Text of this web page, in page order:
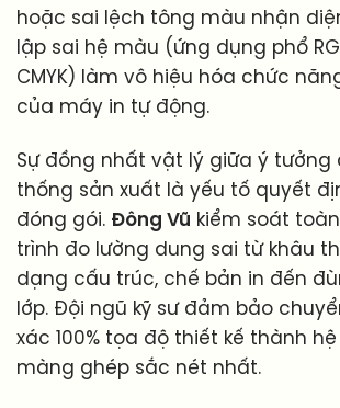
hoặc sai lệch tông màu nhận
lập sai hệ màu (ứng dụng phổ
CMYK) làm vô hiệu hóa chức
của máy in tự động.
Sự đồng nhất vật lý giữa ý tưởng
thống sản xuất là yếu tố quyết
đóng gói. Đông Vũ kiểm soát
trình đo lường dung sai từ khâu
dạng cấu trúc, chế bản in đến
lớp. Đội ngũ kỹ sư đảm bảo
xác 100% tọa độ thiết kế thành
màng ghép sắc nét nhất.